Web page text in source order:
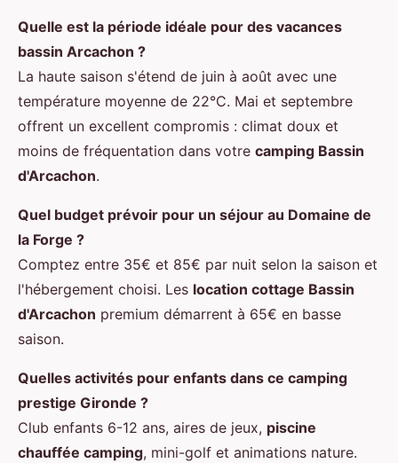
Quelle est la période idéale pour des vacances
bassin Arcachon ?
La haute saison s'étend de juin à août avec une
température moyenne de 22°C. Mai et septembre
offrent un excellent compromis : climat doux et
moins de fréquentation dans votre camping Bassin
d'Arcachon.
Quel budget prévoir pour un séjour au Domaine de
la Forge ?
Comptez entre 35€ et 85€ par nuit selon la saison et
l'hébergement choisi. Les location cottage Bassin
d'Arcachon premium démarrent à 65€ en basse
saison.
Quelles activités pour enfants dans ce camping
prestige Gironde ?
Club enfants 6-12 ans, aires de jeux, piscine
chauffée camping, mini-golf et animations nature.